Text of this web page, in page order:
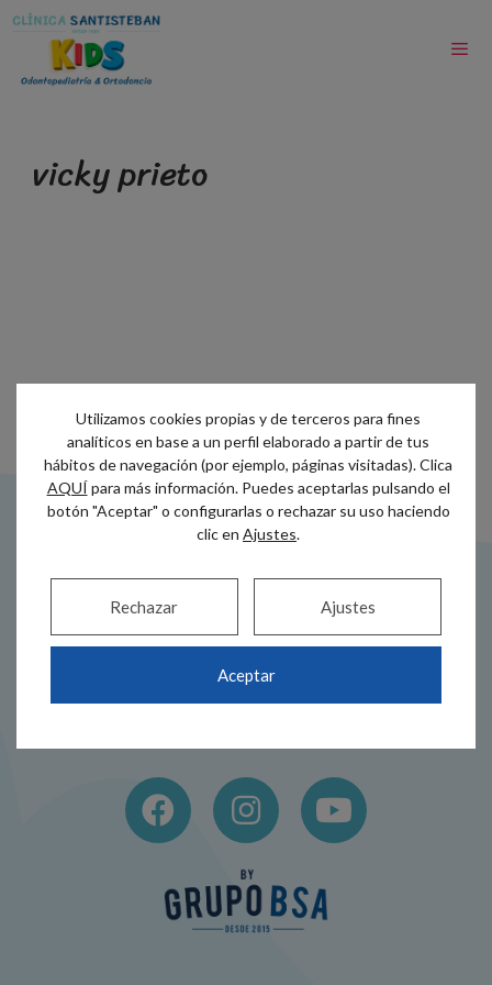
vicky prieto
Dirección
Alameda Recalde
48011 Bilbao
Teléfono
Utilizamos cookies propias y de terceros para fines
analíticos en base a un perfil elaborado a partir de tus
hábitos de navegación (por ejemplo, páginas visitadas). Clica
AQUÍpara más información. Puedes aceptarlas pulsando el
botón "Aceptar" o configurarlas o rechazar su uso haciendo
clic en Ajustes.
Aceptar
Rechazar Ajustes